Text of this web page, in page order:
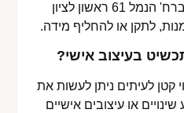
הסטודיו שלנו נמצא ברח' הנמל 61 ראשון לציון
לתקן או להחליף מידה.
בעיצוב אישי?
קטן לעיתים ניתן לעשות את
או עיצובים אישיים